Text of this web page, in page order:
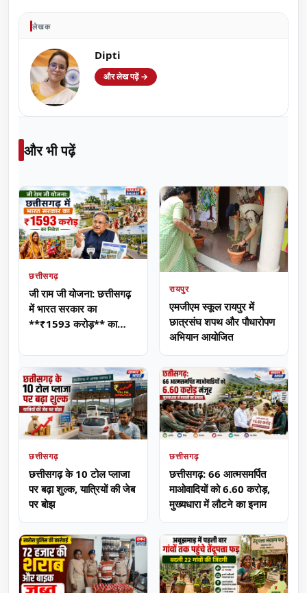
लेखक
Dipti
और लेख पढ़ें →
और भी पढ़ें
छत्तीसगढ़
जी राम जी योजना: छत्तीसगढ़
में भारत सरकार का
**₹1593 करोड़** का
रायपुर
एमजीएम स्कूल रायपुर में
छात्रसंघ शपथ और पौधारोपण
अभियान आयोजित
छत्तीसगढ़
छत्तीसगढ़ के 10 टोल प्लाजा
पर बढ़ा शुल्क, यात्रियों की जेब
पर बोझ
छत्तीसगढ़
छत्तीसगढ़: 66 आत्मसमर्पित
माओवादियों को 6.60 करोड़,
मुख्यधारा में लौटने का इनाम